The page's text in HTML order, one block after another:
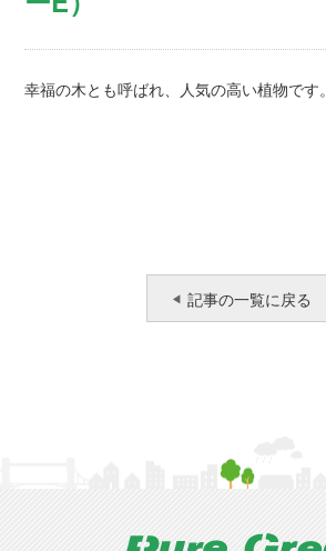
幸福の木とも呼ばれ、人気の高い植物です。
◀ 記事の一覧に戻る